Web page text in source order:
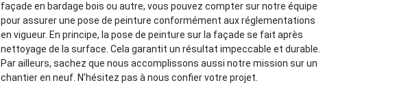
façade en bardage bois ou autre, vous pouvez compter sur notre équipe
pour assurer une pose de peinture conformément aux réglementations
en vigueur. En principe, la pose de peinture sur la façade se fait après
nettoyage de la surface. Cela garantit un résultat impeccable et durable.
Par ailleurs, sachez que nous accomplissons aussi notre mission sur un
chantier en neuf. N’hésitez pas à nous confier votre projet.